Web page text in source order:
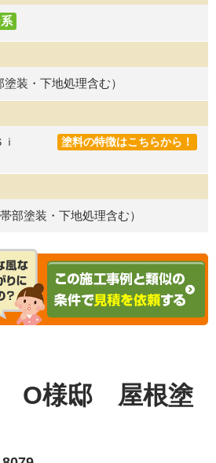
装・下地処理含む）
塗料の特徴はこちらから！
部塗装・下地処理含む）
O様邸 屋根塗